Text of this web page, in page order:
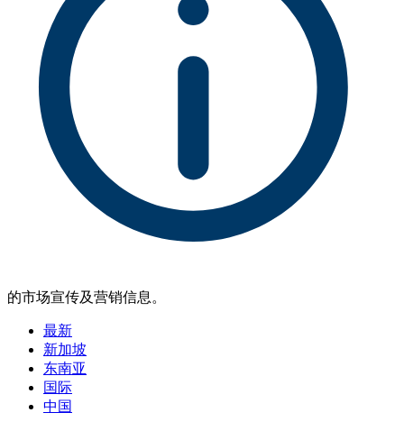
的市场宣传及营销信息。
最新
新加坡
东南亚
国际
中国